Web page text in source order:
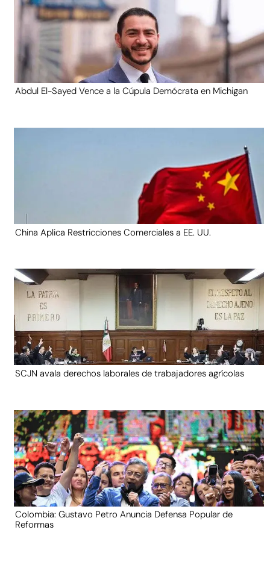
Abdul El-Sayed Vence a la Cúpula Demócrata en Michigan
China Aplica Restricciones Comerciales a EE. UU.
SCJN avala derechos laborales de trabajadores agrícolas
Colombia: Gustavo Petro Anuncia Defensa Popular de
Reformas